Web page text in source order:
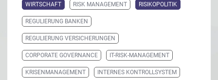
WIRTSCHAFT RISK MANAGEMENT RISIKOPOLITIK
REGULIERUNG BANKEN
REGULIERUNG VERSICHERUNGEN
CORPORATE GOVERNANCE IT-RISK-MANAGEMENT
KRISENMANAGEMENT INTERNES KONTROLLSYSTEM